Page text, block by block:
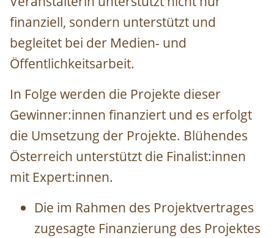
finanziell, sondern unterstützt und
begleitet bei der Medien- und
Öffentlichkeitsarbeit.
In Folge werden die Projekte dieser
Gewinner:innen finanziert und es erfolgt
die Umsetzung der Projekte. Blühendes
Österreich unterstützt die Finalist:innen
mit Expert:innen.
Die im Rahmen des Projektvertrages
zugesagte Finanzierung des Projektes